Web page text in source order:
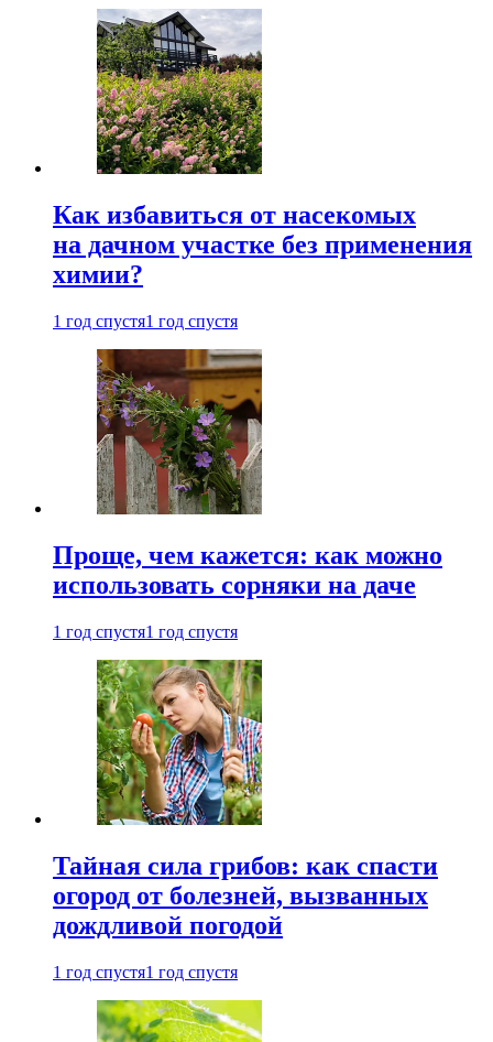
Как избавиться от насекомых
на дачном участке без применения
химии?
1 год спустя1 год спустя
Проще, чем кажется: как можно
использовать сорняки на даче
1 год спустя1 год спустя
Тайная сила грибов: как спасти
огород от болезней, вызванных
дождливой погодой
1 год спустя1 год спустя